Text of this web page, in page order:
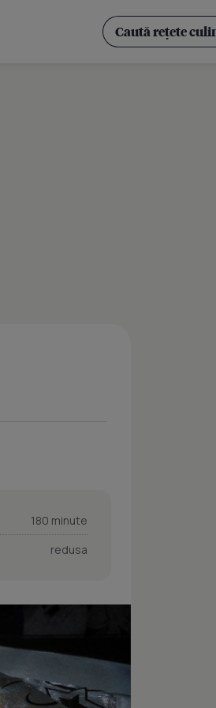
180 minute
redusa